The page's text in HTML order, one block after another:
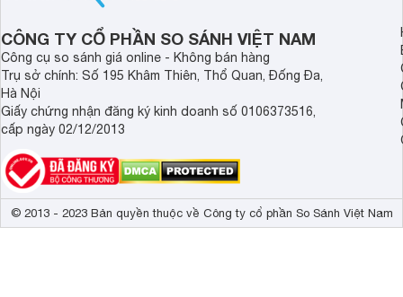
Loa kéo Bn Audio BA 600V
Các chi tiết đều được chế tác một cách tỉ mỉ cho mức độ
hở giữa những vị trí ráp nối. Đặc biệt, phần màng loa
giúp bảo vệ tốt hơn cho thiết bị nếu chẳng may có xảy ra
Loa kéo Bn Audio BA 600V được nhà sản xuất trang bị
được cảm giác cần nắm thoải mái và chắc tay hơn khi di
thêm 4 bánh xe ở bên dưới để giúp cho việc di chuyển trở
CÔNG TY CỔ PHẦN SO SÁNH VIỆT NAM
Công cụ so sánh giá online - Không bán hàng
Trụ sở chính: Số 195 Khâm Thiên, Thổ Quan, Đống Đa,
Hà Nội
Giấy chứng nhận đăng ký kinh doanh số 0106373516,
cấp ngày 02/12/2013
© 2013 - 2023 Bản quyền thuộc về Công ty cổ phần So Sánh Việt Nam